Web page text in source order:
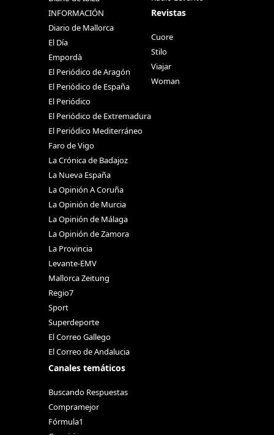
INFORMACIÓN
Diario de Mallorca
El Día
Empordà
El Periódico de Aragón
El Periódico de España
El Periódico
El Periódico de Extremadura
El Periódico Mediterráneo
Faro de Vigo
La Crónica de Badajoz
La Nueva España
La Opinión A Coruña
La Opinión de Murcia
La Opinión de Málaga
La Opinión de Zamora
La Provincia
Levante-EMV
Mallorca Zeitung
Regio7
Sport
Superdeporte
El Correo Gallego
El Correo de Andalucia
Canales temáticos
Buscando Respuestas
Compramejor
Fórmula1
Revistas
Cuore
Stilo
Viajar
Woman